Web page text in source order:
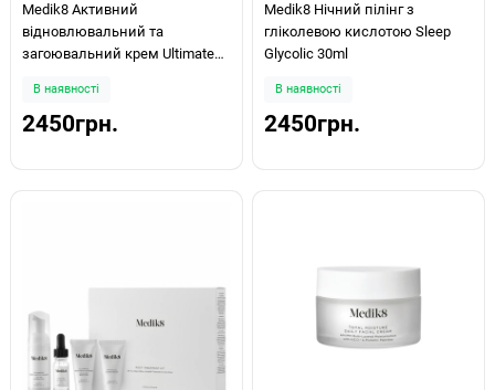
Medik8 Активний
відновлювальний та
загоювальний крем Ultimate
В наявності
2450грн.
Medik8 Нічний пілінг з
гліколевою кислотою Sleep
Glycolic 30ml
В наявності
2450грн.